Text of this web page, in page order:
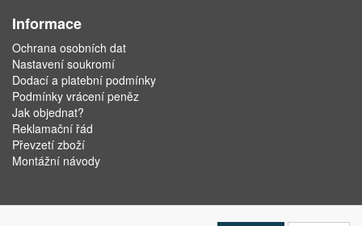
Informace
Ochrana osobních dat
Nastavení soukromí
Dodací a platební podmínky
Podmínky vrácení peněz
Jak objednat?
Reklamační řád
Převzetí zboží
Montážní návody